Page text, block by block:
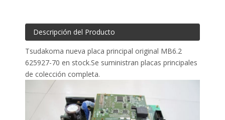
Descripción del Producto
Tsudakoma nueva placa principal original MB6.2
625927-70 en stock.Se suministran placas principales
de colección completa.